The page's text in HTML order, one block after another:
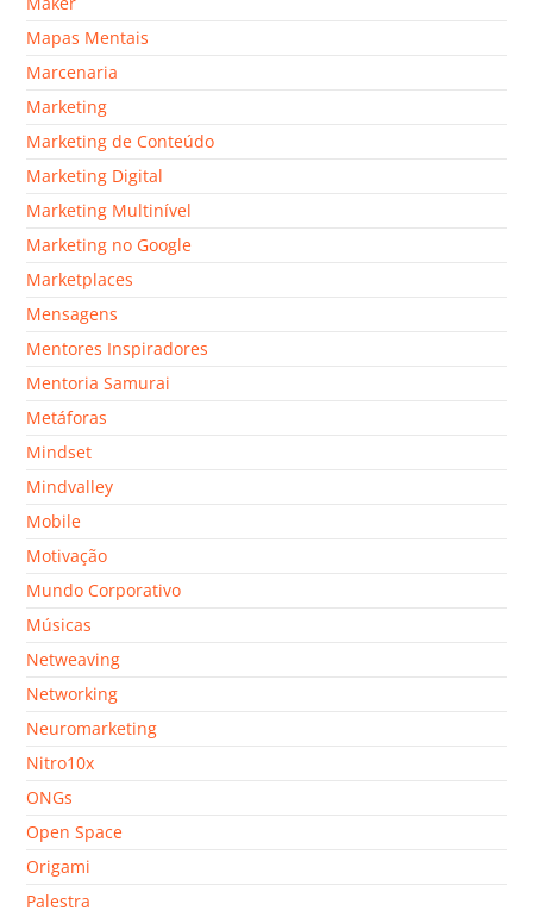
Mapas Mentais
Marcenaria
Marketing
Marketing de Conteúdo
Marketing Digital
Marketing Multinível
Marketing no Google
Marketplaces
Mensagens
Mentores Inspiradores
Mentoria Samurai
Metáforas
Mindset
Mindvalley
Mobile
Motivação
Mundo Corporativo
Músicas
Netweaving
Networking
Neuromarketing
Nitro10x
ONGs
Open Space
Origami
Palestra